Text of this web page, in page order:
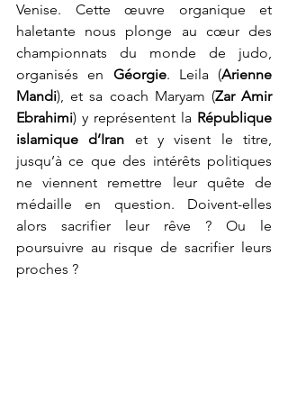
Venise. Cette œuvre organique et
haletante nous plonge au cœur des
championnats du monde de judo,
organisés en Géorgie. Leila (Arienne
Mandi), et sa coach Maryam (Zar Amir
Ebrahimi) y représentent la République
islamique d’Iran et y visent le titre,
jusqu’à ce que des intérêts politiques
ne viennent remettre leur quête de
médaille en question. Doivent-elles
alors sacrifier leur rêve ? Ou le
poursuivre au risque de sacrifier leurs
proches ?